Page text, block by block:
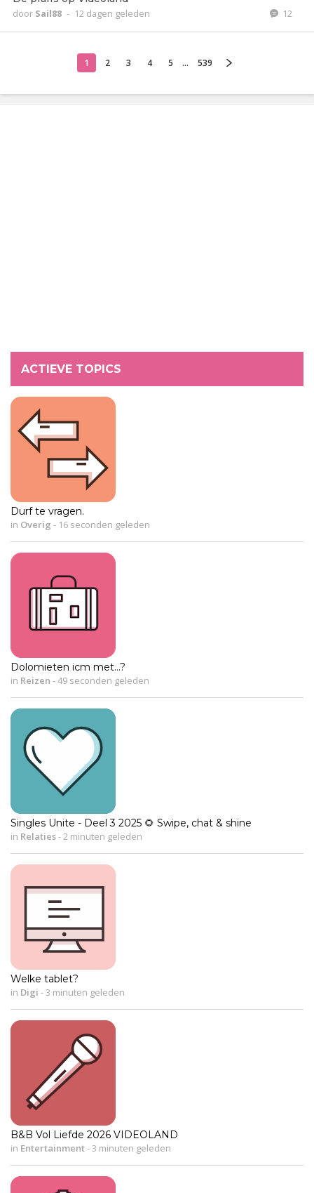
door Sail88 - 12 dagen geleden 12
1 2 3 4 5 ... 539
ACTIEVE TOPICS
Durf te vragen.
in Overig - 16 seconden geleden
Dolomieten icm met…?
in Reizen -49 seconden geleden
Singles Unite - Deel 3 2025 🌻 Swipe, chat & shine
in Relaties- 2 minuten geleden
Welke tablet?
in Digi - 3 minuten geleden
B&B Vol Liefde 2026 VIDEOLAND
in Entertainment- 3 minuten geleden